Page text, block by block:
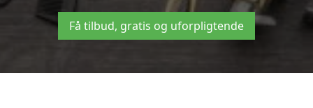
Få tilbud, gratis og uforpligtende